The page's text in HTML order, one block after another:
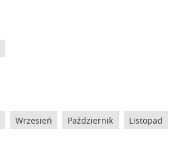
Wrzesień Październik Listopad